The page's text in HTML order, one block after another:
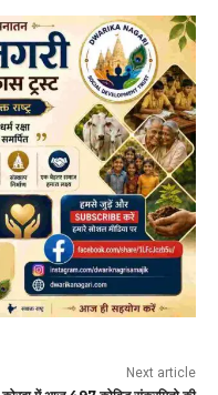
Next article